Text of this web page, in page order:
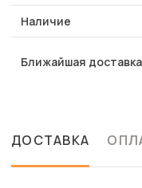
Наличие
Ближайшая доставка
ДОСТАВКА